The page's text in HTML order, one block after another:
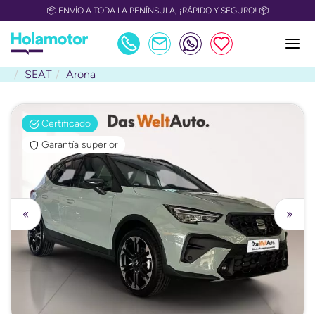
📦 ENVÍO A TODA LA PENÍNSULA, ¡RÁPIDO Y SEGURO! 📦
SEAT Arona
Certificado
Garantía superior
»
«